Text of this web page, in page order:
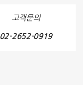
고객문의
02-2652-0919